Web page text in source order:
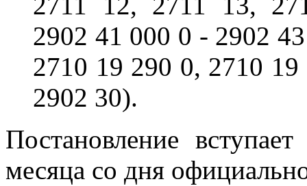
2902 41 000 0 - 2902
2710 19 290 0, 2710
2902 30).
Постановление
месяца со дня